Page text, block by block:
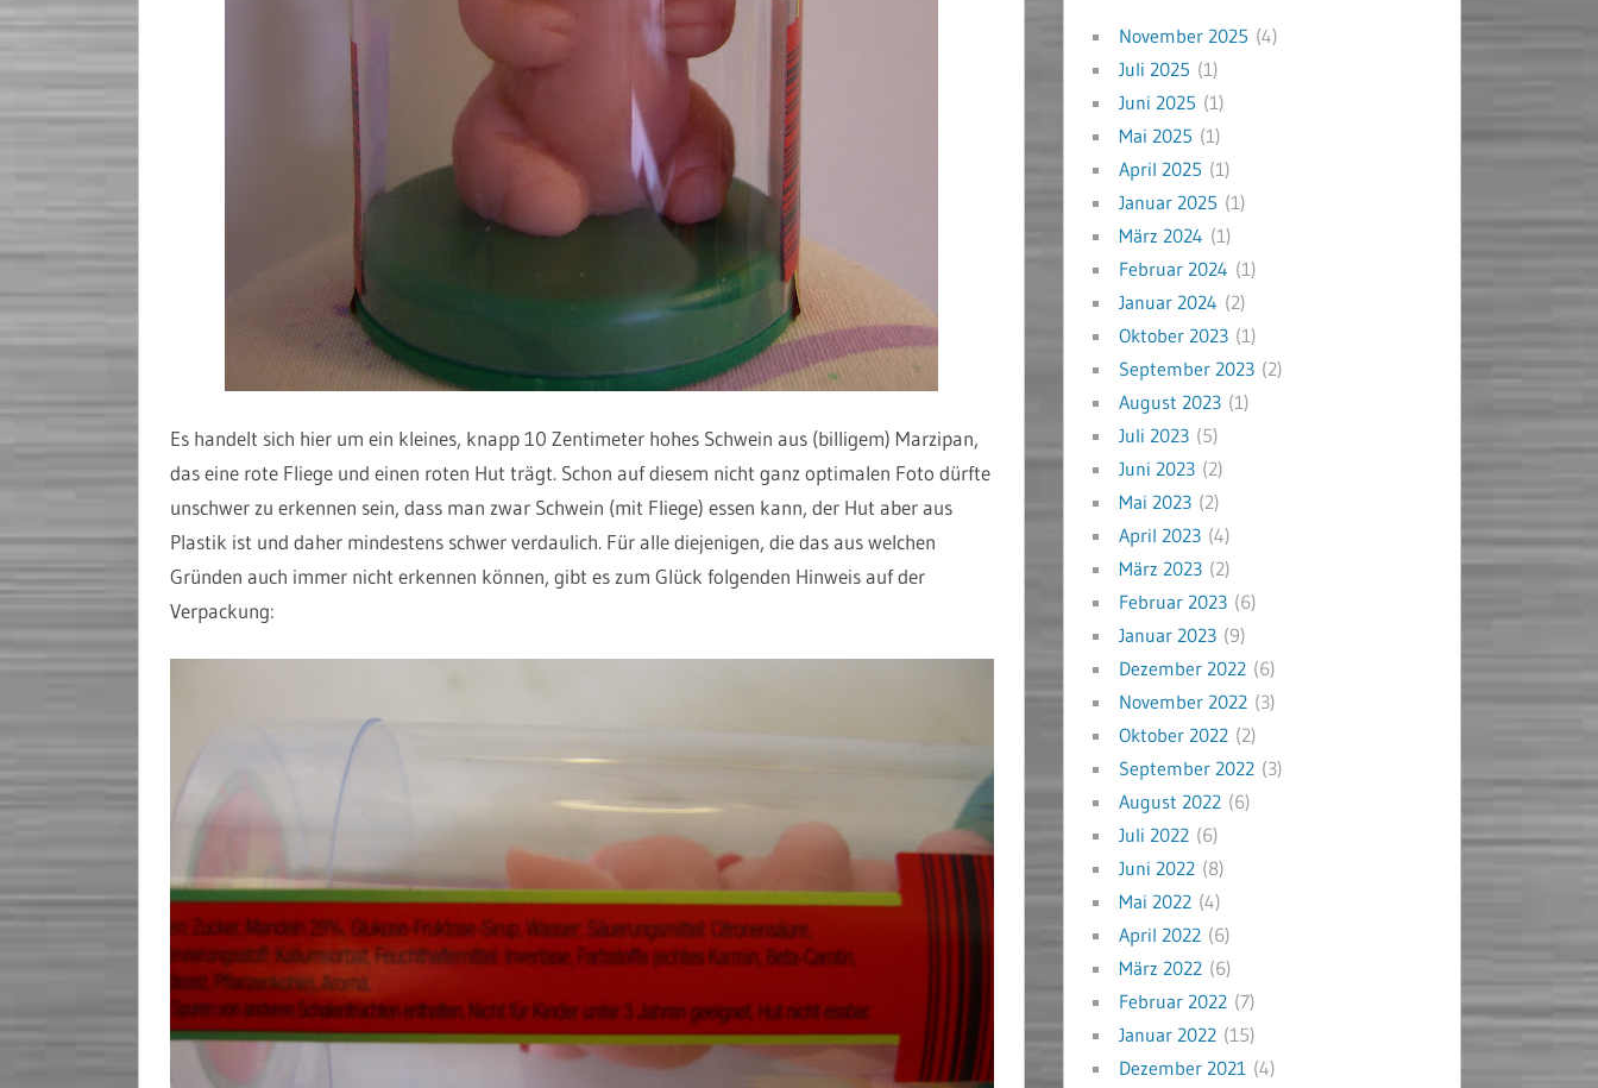
Es handelt sich hier um ein kleines, knapp 10 Zentimeter hohes Schwein aus (billigem) Marzipan,
das eine rote Fliege und einen roten Hut trägt. Schon auf diesem nicht ganz optimalen Foto dürfte
unschwer zu erkennen sein, dass man zwar Schwein (mit Fliege) essen kann, der Hut aber aus
Plastik ist und daher mindestens schwer verdaulich. Für alle diejenigen, die das aus welchen
Gründen auch immer nicht erkennen können, gibt es zum Glück folgenden Hinweis auf der
Verpackung:
November 2025 (4)
Juli 2025 (1)
Juni 2025 (1)
Mai 2025 (1)
April 2025 (1)
Januar 2025 (1)
März 2024 (1)
Februar 2024 (1)
Januar 2024 (2)
Oktober 2023 (1)
September 2023 (2)
August 2023 (1)
Juli 2023 (5)
Juni 2023 (2)
Mai 2023 (2)
April 2023 (4)
März 2023 (2)
Februar 2023 (6)
Januar 2023 (9)
Dezember 2022 (6)
November 2022 (3)
Oktober 2022 (2)
September 2022 (3)
August 2022 (6)
Juli 2022 (6)
Juni 2022 (8)
Mai 2022 (4)
April 2022 (6)
März 2022 (6)
Februar 2022 (7)
Januar 2022 (15)
Dezember 2021 (4)